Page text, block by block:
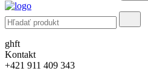
ghft
Kontakt
+421 911 409 343